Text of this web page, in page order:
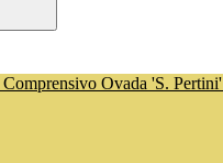
Ovada 'S. Pertini'